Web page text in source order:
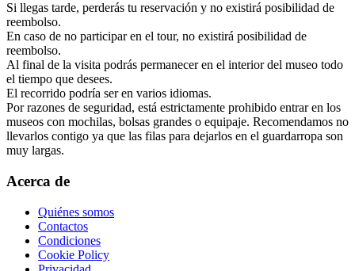
Si llegas tarde, perderás tu reservación y no existirá posibilidad de
reembolso.
En caso de no participar en el tour, no existirá posibilidad de
reembolso.
Al final de la visita podrás permanecer en el interior del museo todo
el tiempo que desees.
El recorrido podría ser en varios idiomas.
Por razones de seguridad, está estrictamente prohibido entrar en los
museos con mochilas, bolsas grandes o equipaje. Recomendamos no
llevarlos contigo ya que las filas para dejarlos en el guardarropa son
muy largas.
Acerca de
Quiénes somos
Contactos
Condiciones
Cookie Policy